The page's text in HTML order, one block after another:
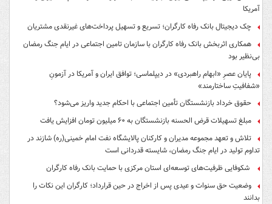
آمریکا
چک دیجیتال بانک رفاه کارگران؛ تسریع و تسهیل پرداخت‌های غیرنقدی مشتریان
همکاری اثربخش بانک رفاه کارگران با سازمان تامین اجتماعی در ایام جنگ رمضان
بی‌نظیر بود
پایان عصرِ «ابهام راهبردی» در دیپلماسی؛ توافق ایران و آمریکا در آزمونِ
«شفافیتِ ساختارمند»
حقوق خرداد بازنشستگان تأمین اجتماعی با احکام جدید واریز می‌شود؟
مبلغ تسهیلات قرض الحسنه بازنشستگان به ۶۰ میلیون تومان افزایش یافت
تلاش و تعهد مجموعه مدیران و کارکنان پالایشگاه نفت امام خمینی(ره) شازند در
تداوم تولید در ایام جنگ رمضان، شایسته قدردانی است
شکوفایی ظرفیت‌های توسعه‌ای استان مرکزی با حمایت بانک رفاه کارگران
وضعیت حق سنوات و عیدی پس از اخراج در حین قرارداد؛ کارگران این نکات را
بدانند